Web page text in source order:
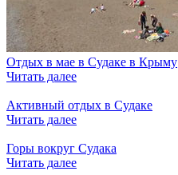
Отдых в мае в Судаке в Крыму
Читать далее
Активный отдых в Судаке
Читать далее
Горы вокруг Судака
Читать далее